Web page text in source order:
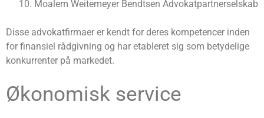
Moalem Weitemeyer Bendtsen Advokatpartnerselskab
Disse advokatfirmaer er kendt for deres kompetencer inden
for finansiel rådgivning og har etableret sig som betydelige
konkurrenter på markedet.
Økonomisk service